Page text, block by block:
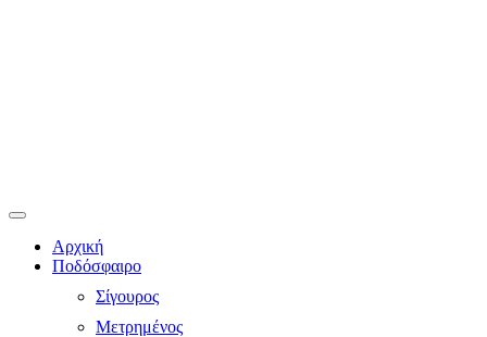
Αρχική
Ποδόσφαιρο
Σίγουρος
Μετρημένος